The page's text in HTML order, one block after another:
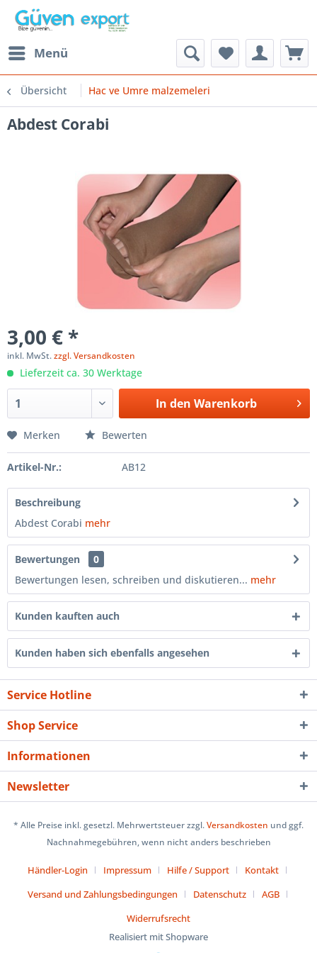
Menü
Übersicht Hac ve Umre malzemeleri
Abdest Corabi
3,00 € *
inkl. MwSt.zzgl. Versandkosten
Lieferzeit ca. 30 Werktage
In den Warenkorb
Merken Bewerten
Artikel-Nr.: AB12
Beschreibung
Abdest Corabi mehr
Bewertungen
0
Bewertungen lesen, schreiben und diskutieren... mehr
Kunden kauften auch
Kunden haben sich ebenfalls angesehen
Service Hotline
Shop Service
Informationen
Newsletter
* Alle Preise inkl. gesetzl. Mehrwertsteuer zzgl.Versandkosten und ggf.
Nachnahmegebühren, wenn nicht anders beschrieben
Händler-Login Impressum Hilfe / Support
Kontakt
Versand und Zahlungsbedingungen
Datenschutz
AGB
Widerrufsrecht
Realisiert mit Shopware